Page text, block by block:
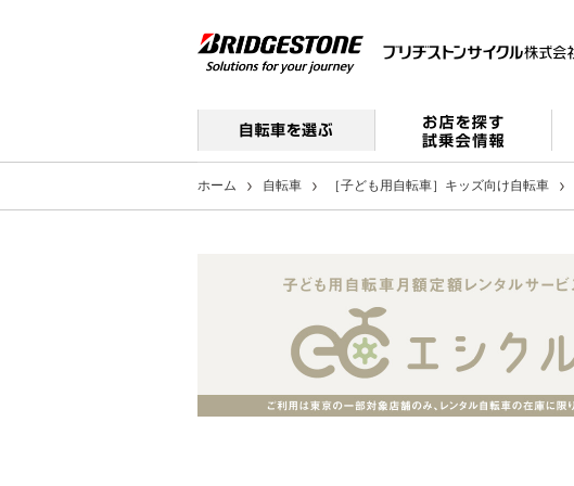
ホーム 自転車 ［子ども用自転車］キッズ向け自転車